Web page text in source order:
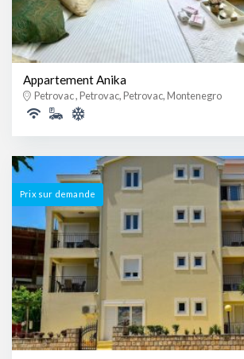
Appartement Anika
Petrovac , Petrovac, Petrovac, Montenegro
Prix ​​sur demande